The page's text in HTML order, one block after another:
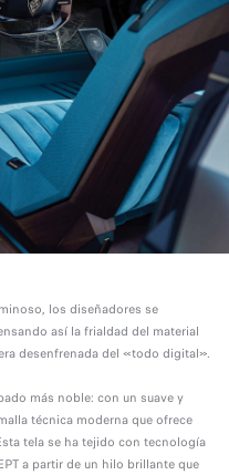
los diseñadores se
así la frialdad del material
desenfrenada del «todo digital».
más noble: con un suave y
técnica moderna que ofrece
tela se ha tejido con tecnología
a partir de un hilo brillante que